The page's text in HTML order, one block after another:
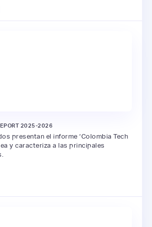
2025-2026
presentan el informe ‘Colombia Tech
y caracteriza a las principales